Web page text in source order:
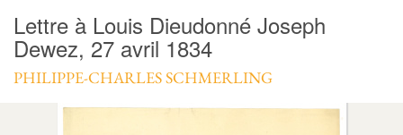
Lettre à Louis Dieudonné Joseph
Dewez, 27 avril 1834
PHILIPPE-CHARLES SCHMERLING